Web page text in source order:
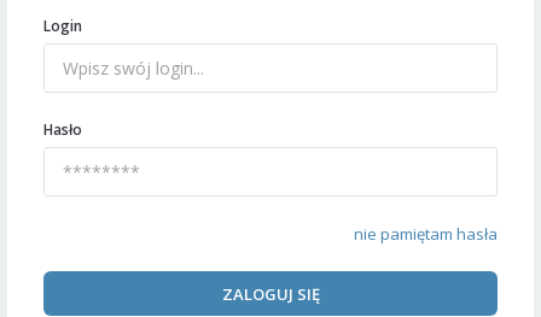
Login
Hasło
nie pamiętam hasła
ZALOGUJ SIĘ